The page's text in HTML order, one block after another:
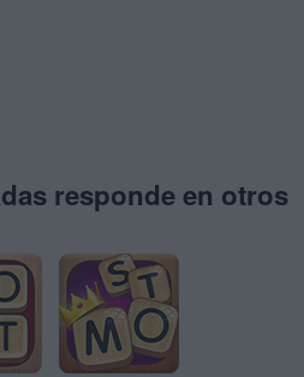
responde en otros